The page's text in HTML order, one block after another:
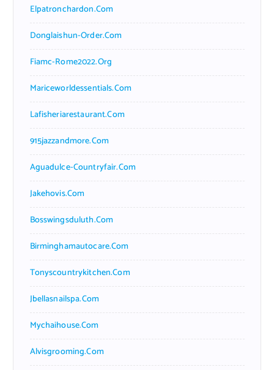
Elpatronchardon.com
Donglaishun-Order.com
Fiamc-Rome2022.org
Mariceworldessentials.com
Lafisheriarestaurant.com
915jazzandmore.com
Aguadulce-Countryfair.com
Jakehovis.com
Bosswingsduluth.com
Birminghamautocare.com
Tonyscountrykitchen.com
Jbellasnailspa.com
Mychaihouse.com
Alvisgrooming.com